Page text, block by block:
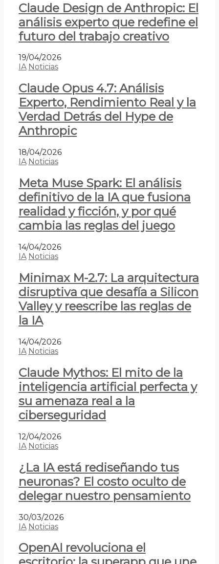
Claude Design de Anthropic: El
análisis experto que redefine el
futuro del trabajo creativo
19/04/2026
IA Noticias
Claude Opus 4.7: Análisis
Experto, Rendimiento Real y la
Verdad Detrás del Hype de
Anthropic
18/04/2026
IA Noticias
Meta Muse Spark: El análisis
definitivo de la IA que fusiona
realidad y ficción, y por qué
cambia las reglas del juego
14/04/2026
IA Noticias
Minimax M-2.7: La arquitectura
disruptiva que desafía a Silicon
Valley y reescribe las reglas de
la IA
14/04/2026
IA Noticias
Claude Mythos: El mito de la
inteligencia artificial perfecta y
su amenaza real a la
ciberseguridad
12/04/2026
IA Noticias
¿La IA está rediseñando tus
neuronas? El costo oculto de
delegar nuestro pensamiento
30/03/2026
IA Noticias
OpenAI revoluciona el